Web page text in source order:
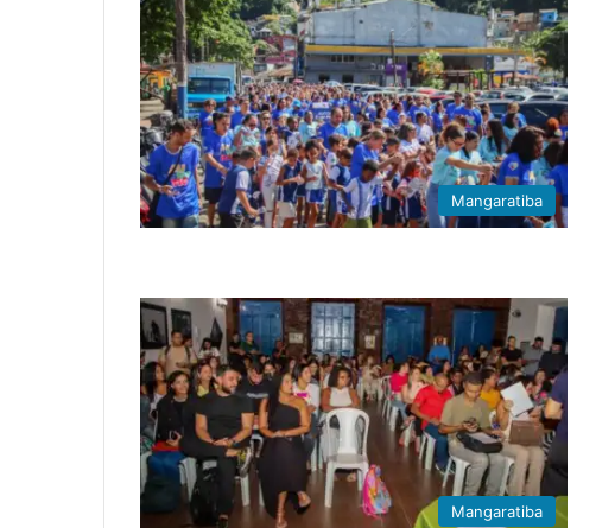
Mangaratiba
Mangaratiba